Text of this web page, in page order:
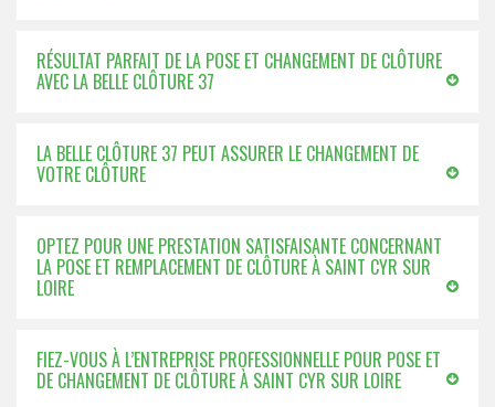
RÉSULTAT PARFAIT DE LA POSE ET CHANGEMENT DE CLÔTURE
AVEC LA BELLE CLÔTURE 37
LA BELLE CLÔTURE 37 PEUT ASSURER LE CHANGEMENT DE
VOTRE CLÔTURE
OPTEZ POUR UNE PRESTATION SATISFAISANTE CONCERNANT
LA POSE ET REMPLACEMENT DE CLÔTURE À SAINT CYR SUR
LOIRE
FIEZ-VOUS À L’ENTREPRISE PROFESSIONNELLE POUR POSE ET
DE CHANGEMENT DE CLÔTURE À SAINT CYR SUR LOIRE